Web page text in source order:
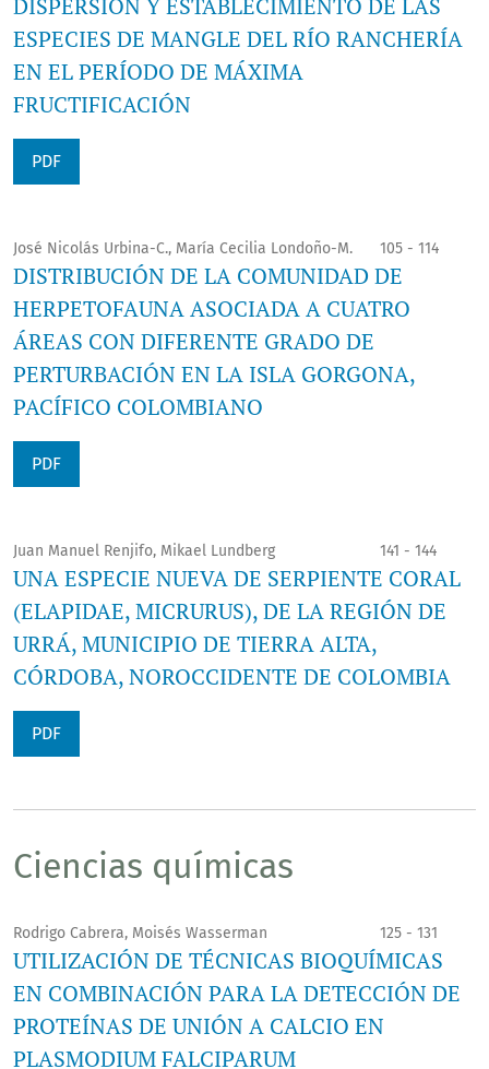
ESPECIES DE MANGLE DEL RÍO RANCHERÍA
EN EL PERÍODO DE MÁXIMA
FRUCTIFICACIÓN
PDF
José Nicolás Urbina-C., María Cecilia Londoño-M. 105 - 114
DISTRIBUCIÓN DE LA COMUNIDAD DE
HERPETOFAUNA ASOCIADA A CUATRO
ÁREAS CON DIFERENTE GRADO DE
PERTURBACIÓN EN LA ISLA GORGONA,
PACÍFICO COLOMBIANO
PDF
Juan Manuel Renjifo, Mikael Lundberg 141 - 144
UNA ESPECIE NUEVA DE SERPIENTE CORAL
(ELAPIDAE, MICRURUS), DE LA REGIÓN DE
URRÁ, MUNICIPIO DE TIERRA ALTA,
CÓRDOBA, NOROCCIDENTE DE COLOMBIA
PDF
Ciencias químicas
Rodrigo Cabrera, Moisés Wasserman 125 - 131
UTILIZACIÓN DE TÉCNICAS BIOQUÍMICAS
EN COMBINACIÓN PARA LA DETECCIÓN DE
PROTEÍNAS DE UNIÓN A CALCIO EN
PLASMODIUM FALCIPARUM